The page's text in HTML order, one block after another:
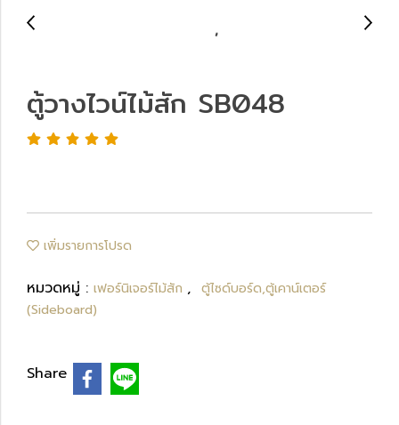
ตู้วางไวน์ไม้สัก SB048
เพิ่มรายการโปรด
หมวดหมู่ : เฟอร์นิเจอร์ไม้สัก , ตู้ไซด์บอร์ด,ตู้เคาน์เตอร์
(Sideboard)
Share